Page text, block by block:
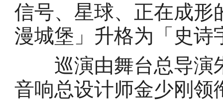
信号、星球、正在成
漫城堡」升格为「史诗
巡演由舞台总导演
音响总设计师金少刚